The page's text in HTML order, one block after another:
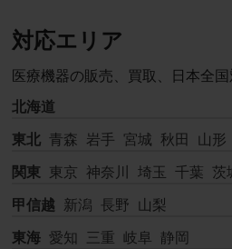
対応エリア
医療機器の販売、買取、日本全国
北海道
東北 青森 岩手 宮城 秋田 山形
関東 東京 神奈川 埼玉 千葉 茨
甲信越 新潟 長野 山梨
東海 愛知 三重 岐阜 静岡